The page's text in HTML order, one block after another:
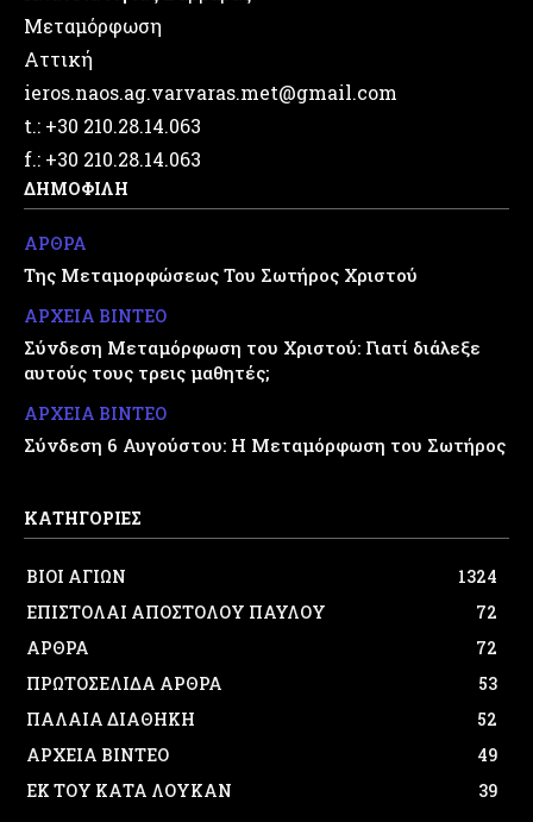
Μεταμόρφωση
Αττική
ieros.naos.ag.varvaras.met@gmail.com
t.: +30 210.28.14.063
f.: +30 210.28.14.063
ΔΗΜΟΦΙΛΗ
ΑΡΘΡΑ
Της Μεταμορφώσεως Του Σωτήρος Χριστού
ΑΡΧΕΙΑ ΒΙΝΤΕΟ
Σύνδεση Μεταμόρφωση του Χριστού: Γιατί διάλεξε
αυτούς τους τρεις μαθητές;
ΑΡΧΕΙΑ ΒΙΝΤΕΟ
Σύνδεση 6 Αυγούστου: Η Μεταμόρφωση του Σωτήρος
ΚΑΤΗΓΟΡΙΕΣ
ΒΙΟΙ ΑΓΙΩΝ
1324
ΕΠΙΣΤΟΛΑΙ ΑΠΟΣΤΟΛΟΥ ΠΑΥΛΟΥ
72
ΑΡΘΡΑ
72
ΠΡΩΤΟΣΕΛΙΔΑ ΑΡΘΡΑ
53
ΠΑΛΑΙΑ ΔΙΑΘΗΚΗ
52
ΑΡΧΕΙΑ ΒΙΝΤΕΟ
49
ΕΚ ΤΟΥ ΚΑΤΑ ΛΟΥΚΑΝ
39